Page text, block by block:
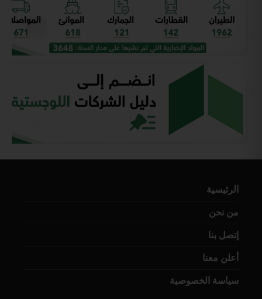
الرئيسية
من نحن
إتصل بنا
أعلن معنا
سياسة الخصوصية